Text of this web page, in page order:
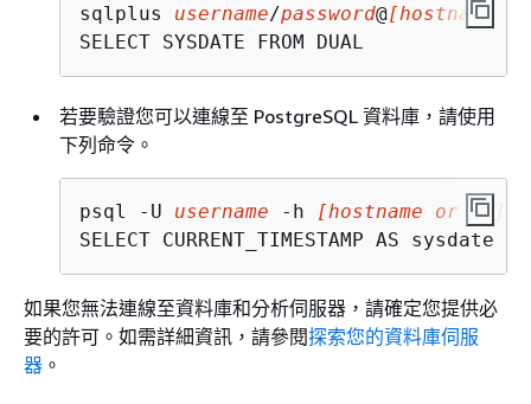
sqlplus username/password@[hostname
SELECT SYSDATE FROM DUAL
若要驗證您可以連線至 PostgreSQL 資料庫，請使用
下列命令。
psql -U username -h [hostname or IP]
SELECT CURRENT_TIMESTAMP AS sysdate
如果您無法連線至資料庫和分析伺服器，請確定您提供必
要的許可。如需詳細資訊，請參閱探索您的資料庫伺服
器 。